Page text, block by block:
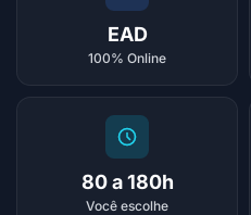
EAD
100% Online
80 a 180h
Você escolhe